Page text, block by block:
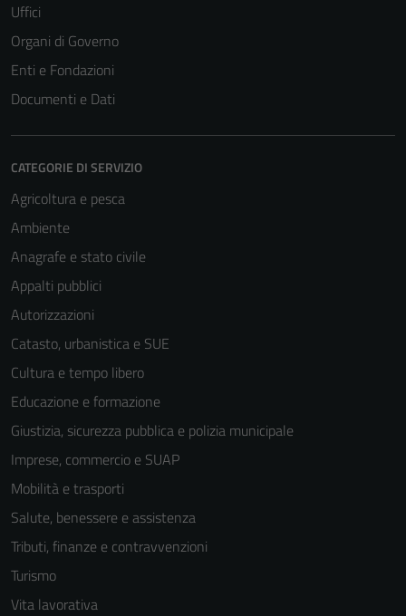
Uffici
Organi di Governo
Enti e Fondazioni
Documenti e Dati
CATEGORIE DI SERVIZIO
Agricoltura e pesca
Ambiente
Anagrafe e stato civile
Appalti pubblici
Autorizzazioni
Catasto, urbanistica e SUE
Cultura e tempo libero
Educazione e formazione
Giustizia, sicurezza pubblica e polizia municipale
Imprese, commercio e SUAP
Mobilità e trasporti
Salute, benessere e assistenza
Tributi, finanze e contravvenzioni
Turismo
Vita lavorativa